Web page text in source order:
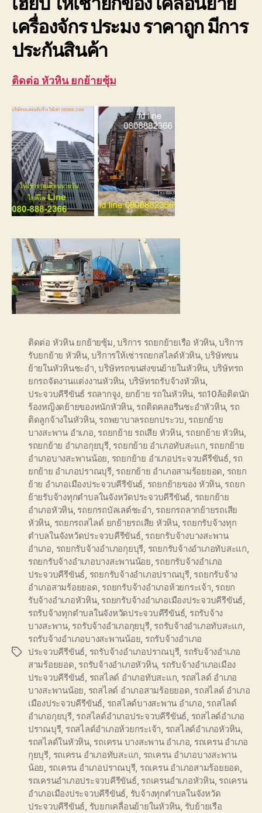
เครื่องจักร ประมง ราคาถูก มีการ
ประกันสินค้า
ติดต่อ หัวหิน ยกย้ายซุ้ม
Tags
ติดต่อ หัวหิน ยกย้ายซุ้ม,บริการ รถยกย้ายเรือ หัวหิน,บริการ
รับยกย้าย หัวหิน,บริการให้เช่ารถยกสไลด์หัวหิน,บริษัทขน
ย้ายในหัวหินชะอำ,บริษัทรถขนส่งขนย้ายในหัวหิน, บริษัทรถ
ยกรถจัดงานแต่งงานหัวหิน, บริษัทรถรับจ้างหัวหิน,
ประจวบคีรีขันธ์ รถลากจูง, ยกย้าย รถในหัวหิน, รถ10ล้อติดนัก
ร้องหญิงดย้ายของหนักหัวหิน, รถติดคลอรีนชะอำหัวหิน, รถ
ติดลูกจ้างในหัวหิน, รถพยาบาลรถยกประวบ, รถยกย้าย
บางสะพาน อำเภอ, รถยกย้าย รถเสีย หัวหิน, รถยกย้าย หัวหิน,
รถยกย้าย อำเภอกุยบุรี, รถยกย้าย อำเภอทับสะแก, รถยกย้าย
อำเภอบางสะพานน้อย, รถยกย้าย อำเภอประจวบคีรีขันธ์, รถ
ยกย้าย อำเภอปราณบุรี, รถยกย้าย อำเภอสามร้อยยอด, รถยก
ย้าย อำเภอเมืองประจวบคีรีขันธ์, รถยกย้ายของ หัวหิน, รถยก
ย้ายรับจ้างทุกตำบลในจังหวัดประจวบคีรีขันธ์, รถยกย้าย
อำเภอหัวหิน, รถยกรถบัลเลต์ชะอำ, รถยกรถลากย้ายรถเสีย
หัวหิน, รถยกรถสไลด์ ยกย้ายรถเสีย หัวหิน, รถยกรับจ้างทุก
ตำบลในจังหวัดประจวบคีรีขันธ์, รถยกรับจ้างบางสะพาน
อำเภอ, รถยกรับจ้างอำเภอกุยบุรี, รถยกรับจ้างอำเภอทับสะแก,
รถยกรับจ้างอำเภอบางสะพานน้อย, รถยกรับจ้างอำเภอ
ประจวบคีรีขันธ์, รถยกรับจ้างอำเภอปราณบุรี, รถยกรับจ้าง
อำเภอสามร้อยยอด, รถยกรับจ้างอำเภอห้วยกระเจ้า, รถยก
รับจ้างอำเภอหัวหิน, รถยกรับจ้างอำเภอเมืองประจวบคีรีขันธ์,
รถรับจ้างทุกตำบลในจังหวัดประจวบคีรีขันธ์, รถรับจ้าง
บางสะพาน, รถรับจ้างอำเภอกุยบุรี, รถรับจ้างอำเภอทับสะแก,
รถรับจ้างอำเภอบางสะพานน้อย, รถรับจ้างอำเภอ
ประจวบคีรีขันธ์, รถรับจ้างอำเภอปราณบุรี, รถรับจ้างอำเภอ
สามร้อยยอด, รถรับจ้างอำเภอหัวหิน, รถรับจ้างอำเภอเมือง
ประจวบคีรีขันธ์, รถสไลด์ อำเภอทับสะแก, รถสไลด์ อำเภอ
บางสะพานน้อย, รถสไลด์ อำเภอสามร้อยยอด, รถสไลด์ อำเภอ
เมืองประจวบคีรีขันธ์, รถสไลด์บางสะพาน อำเภอ, รถสไลด์
อำเภอกุยบุรี, รถสไลด์อำเภอประจวบคีรีขันธ์, รถสไลด์อำเภอ
ปราณบุรี, รถสไลด์อำเภอห้วยกระเจ้า, รถสไลด์อำเภอหัวหิน,
รถสไลด์ในหัวหิน, รถเครน บางสะพาน อำเภอ, รถเครน อำเภอ
กุยบุรี, รถเครน อำเภอทับสะแก, รถเครน อำเภอบางสะพาน
น้อย, รถเครน อำเภอปราณบุรี, รถเครน อำเภอสามร้อยยอด,
รถเครนอำเภอประจวบคีรีขันธ์, รถเครนอำเภอหัวหิน, รถเครน
อำเภอเมืองประจวบคีรีขันธ์, รับจ้างทุกตำบลในจังหวัด
ประจวบคีรีขันธ์, รับยกเคลื่อนย้ายในหัวหิน, รับย้ายเรือ